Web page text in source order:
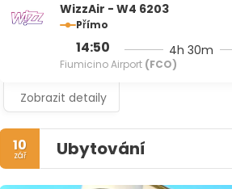
WizzAir - W4 6203
Přímo
14:50
Fiumicino Airport (FCO)
4h 30m
Zobrazit detaily
10
zář Ubytování